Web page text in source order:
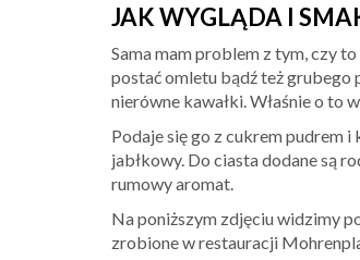
JAK WYGLĄDA I
Sama mam problem z tym, czy
postać omletu bądź też grubego
nierówne kawałki. Właśnie o to
Podaje się go z cukrem pudrem
jabłkowy. Do ciasta dodane są
rumowy aromat.
Na poniższym zdjęciu widzimy
zrobione w restauracji